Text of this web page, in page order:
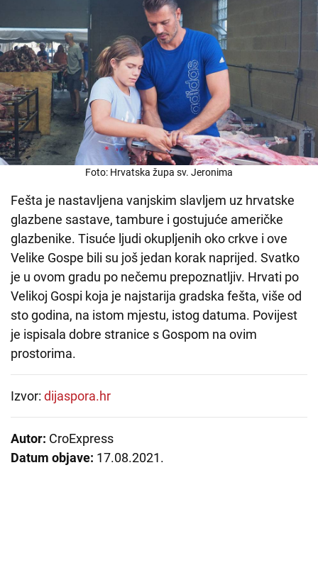
Foto: Hrvatska župa sv. Jeronima
Fešta je nastavljena vanjskim slavljem uz hrvatske
glazbene sastave, tambure i gostujuće američke
glazbenike. Tisuće ljudi okupljenih oko crkve i ove
Velike Gospe bili su još jedan korak naprijed. Svatko
je u ovom gradu po nečemu prepoznatljiv. Hrvati po
Velikoj Gospi koja je najstarija gradska fešta, više od
sto godina, na istom mjestu, istog datuma. Povijest
je ispisala dobre stranice s Gospom na ovim
prostorima.
Izvor: dijaspora.hr
Autor: CroExpress
Datum objave: 17.08.2021.